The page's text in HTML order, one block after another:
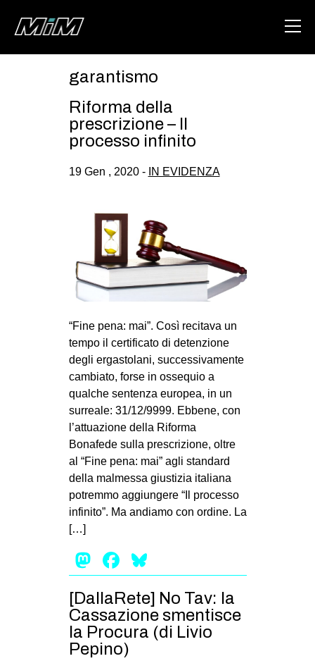
ABOUT
DEGENERAZIONE
CSOA LAMBRETTA
MSM
STUDENTI TSUNAMI
MILANO
MOBILITAZIONI
SPAZI
SPORT POPOLARE
MOVIMENTI
AMBIENTE
ANTIFASCISMO
DIRITTO ALL’ABITARE
PRECARIATO
REPRESSIONE
STUDENTI
garantismo
Riforma della
prescrizione – Il
processo infinito
19 Gen , 2020 - IN EVIDENZA
“Fine pena: mai”. Così recitava un
tempo il certificato di detenzione
degli ergastolani, successivamente
cambiato, forse in ossequio a
qualche sentenza europea, in un
surreale: 31/12/9999. Ebbene, con
l’attuazione della Riforma
Bonafede sulla prescrizione, oltre
al “Fine pena: mai” agli standard
della malmessa giustizia italiana
potremmo aggiungere “Il processo
infinito”. Ma andiamo con ordine. La
[…]
Mastodon
Facebook
[DallaRete] No Tav: la
Cassazione smentisce
la Procura (di Livio
Pepino)